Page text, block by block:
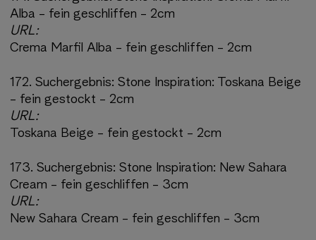
Alba - fein geschliffen - 2cm
URL:
Crema Marfil Alba - fein geschliffen - 2cm
172. Suchergebnis:Stone Inspiration: Toskana Beige
- fein gestockt - 2cm
URL:
Toskana Beige - fein gestockt - 2cm
173. Suchergebnis:Stone Inspiration: New Sahara
Cream - fein geschliffen - 3cm
URL:
New Sahara Cream - fein geschliffen - 3cm